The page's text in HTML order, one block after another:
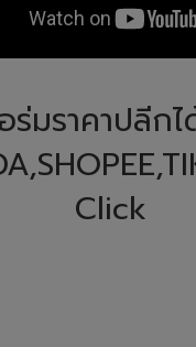
ร่มราคาปลีก
Click